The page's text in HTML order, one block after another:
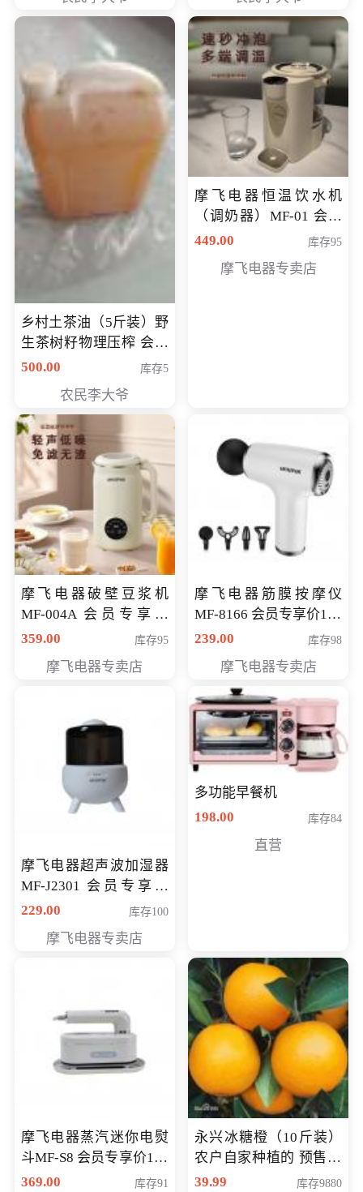
乡村土茶油（5斤装）野
生茶树籽物理压榨 会员
专享价400元
500.00 库存5
农民李大爷
摩飞电器恒温饮水机
（调奶器）MF-01 会员
专享价366元
449.00 库存95
摩飞电器专卖店
摩飞电器破壁豆浆机
MF-004A 会员专享价
168元
359.00 库存95
摩飞电器专卖店
摩飞电器筋膜按摩仪
MF-8166 会员专享价168
元
239.00 库存98
摩飞电器专卖店
摩飞电器超声波加湿器
MF-J2301 会员专享价
168元
229.00 库存100
摩飞电器专卖店
多功能早餐机
198.00
库存84
直营
摩飞电器蒸汽迷你电熨
斗MF-S8 会员专享价168
元
369.00 库存91
永兴冰糖橙（10斤装）
农户自家种植的 预售10
万斤 会员包邮专享价
39.99 库存9880